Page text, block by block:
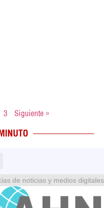
3 Siguiente »
de noticias y medios digitales